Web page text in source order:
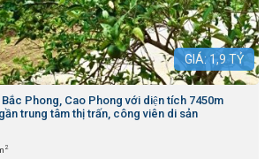
GIÁ: 1,9 TỶ
Phong, Cao Phong với diện tích 7450m
trung tâm thị trấn, công viên di sản
2